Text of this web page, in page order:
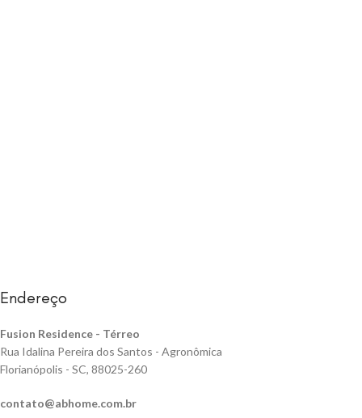
Endereço
Fusion Residence - Térreo
Rua Idalina Pereira dos Santos - Agronômica
Florianópolis - SC, 88025-260
contato@abhome.com.br